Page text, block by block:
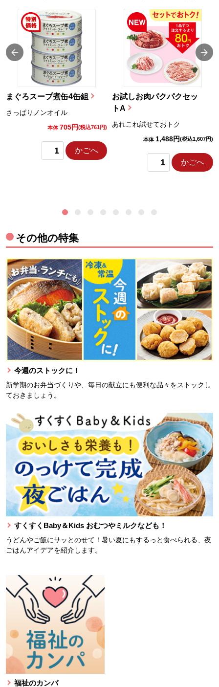
まぐろスープ煮缶4缶組
さっぱりノンオイル
本体 705円(税込761円)
かごへ
お試しお肉パクパクセッ
トA
あれこれ試せておトク
本体 1,488円(税込1,607円)
かごへ
その他の特集
今週のストックに！
新学期のお弁当づくりや、毎日の献立にも便利な品々をストックし
ておきましょう。
すくすくBaby＆Kids おむつやミルクなども！
うどんやご飯にサッとのせて！暑い夏にもするっと食べられる、夜
ごはんアイデアを紹介します。
福祉のカンパ